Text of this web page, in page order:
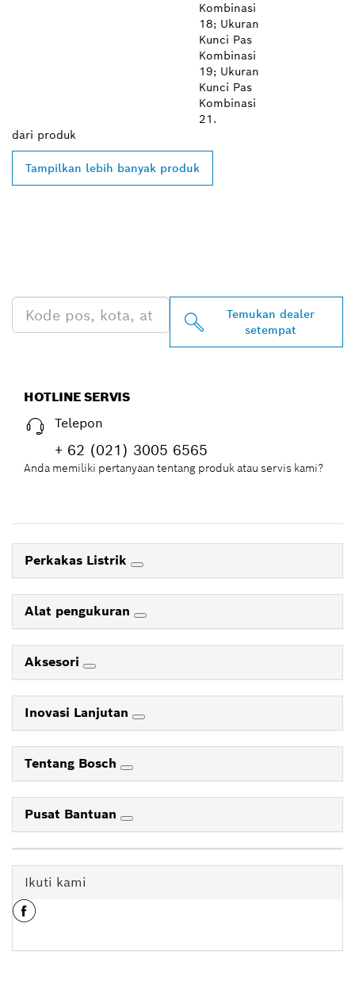
Kombinasi
18; Ukuran
Kunci Pas
Kombinasi
19; Ukuran
Kunci Pas
Kombinasi
21.
dari produk
Tampilkan lebih banyak produk
Temukan dealer
setempat
HOTLINE SERVIS
Telepon
+ 62 (021) 3005 6565
Anda memiliki pertanyaan tentang produk atau servis kami?
Perkakas Listrik
Alat pengukuran
Aksesori
Inovasi Lanjutan
Tentang Bosch
Pusat Bantuan
Ikuti kami